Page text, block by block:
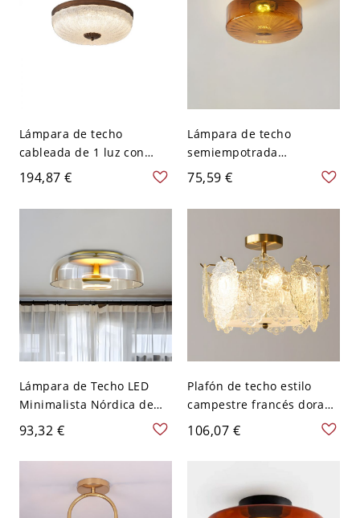
Lámpara de techo
cableada de 1 luz con
pantalla escolar de vidrio
vitrificado - 110 A 120 V
30,48 cm
194,87 €
Lámpara de techo
semiempotrada
tradicional de tambor de
ámbar con pantalla de
vidrio transparente - 110
75,59 €
Lámpara de Techo LED
Minimalista Nórdica de
Vidrio - Ámbar 110 A 120
V Luz cálida
93,32 €
Plafón de techo estilo
campestre francés dorado
con tambor de vidrio
texturizado - 110 A 120 V
106,07 €